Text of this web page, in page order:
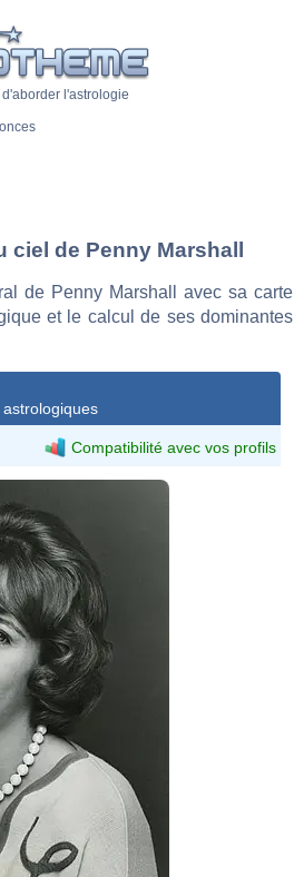
l'astrologie
ciel de Penny Marshall
de Penny Marshall avec sa carte
et le calcul de ses dominantes
Compatibilité avec vos profils